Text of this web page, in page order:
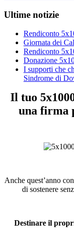
Ultime notizie
Rendiconto
Giornata dei
Rendiconto
Donazione
I supporti che
Sindrome di
Il tuo
una firma
Anche quest’anno
di sostenere
Destinare il